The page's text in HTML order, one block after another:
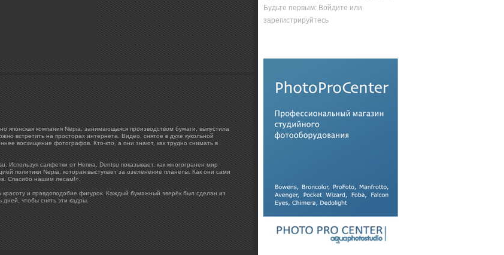
японская компания Nepia, занимающаяся производством бумаги, выпустила
встретить на просторах интернета. Видео, снятое в духе кукольной
восхищение фотографов. Кто-кто, а они знают, как трудно снимать в
Используя салфетки от Непиа, Dentsu показывает, как многогранен мир
политики Nepia, которая выступает за озеленение планеты. Как они сами
Спасибо нашим лесам!».
и правдоподобие фигурок. Каждый бумажный зверёк был сделан из
чтобы снять эти кадры.
Будьте первым: Войдите или
зарегистрируйтесь